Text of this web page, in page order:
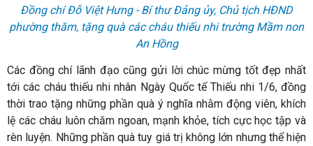
Đồng chí Đỗ Việt Hưng - Bí thư Đảng ủy, Chủ tịch HĐND
phường thăm, tặng quà các cháu thiếu nhi trường Mầm non
An Hồng
Các đồng chí lãnh đạo cũng gửi lời chúc mừng tốt đẹp nhất
tới các cháu thiếu nhi nhân Ngày Quốc tế Thiếu nhi 1/6, đồng
thời trao tặng những phần quà ý nghĩa nhằm động viên, khích
lệ các cháu luôn chăm ngoan, mạnh khỏe, tích cực học tập và
rèn luyện. Những phần quà tuy giá trị không lớn nhưng thể hiện